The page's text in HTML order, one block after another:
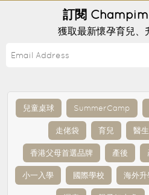
訂閱
獲取最新懷孕育兒、
兒童桌球 SummerCamp
走佬袋 育兒 醫
香港父母首選品牌 產後
小一入學 國際學校 海外升